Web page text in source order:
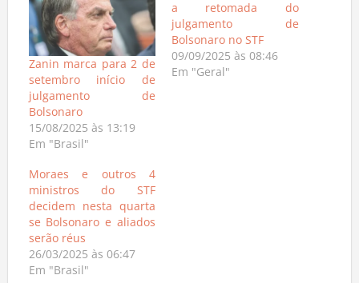
Zanin marca para 2 de
setembro início de
julgamento de
Bolsonaro
15/08/2025 às 13:19
Em "Brasil"
a retomada do
julgamento de
Bolsonaro no STF
09/09/2025 às 08:46
Em "Geral"
Moraes e outros 4
ministros do STF
decidem nesta quarta
se Bolsonaro e aliados
serão réus
26/03/2025 às 06:47
Em "Brasil"